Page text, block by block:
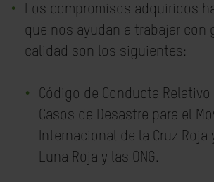
Los compromisos adquiridos
que nos ayudan a trabajar con
calidad son los siguientes:
Código de Conducta Relativo
Casos de Desastre para el
Internacional de la Cruz Roja
Luna Roja y las ONG.